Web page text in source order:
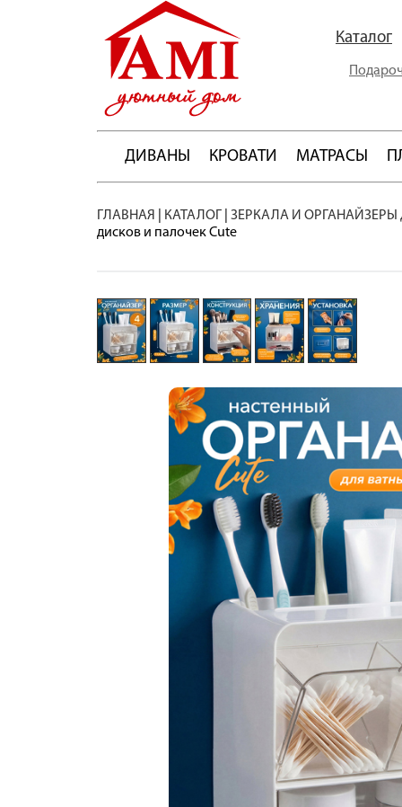
Каталог
ДИВАНЫ КРОВАТИ МАТРАСЫ
ГЛАВНАЯ КАТАЛОГ
ЗЕРКАЛА И
дисков и палочек Cute